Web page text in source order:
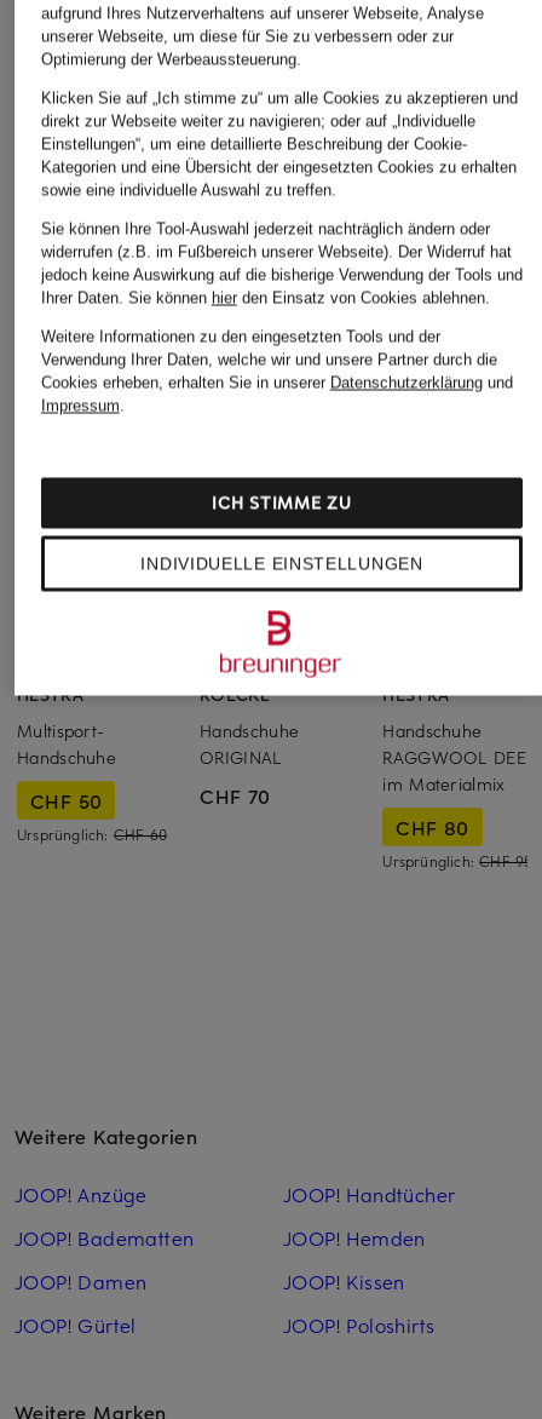
HESTRA
Multisport-
Handschuhe
CHF 50
Ursprünglich: CHF 60
ROECKL
Handschuhe
ORIGINAL
CHF 70
HESTRA
Handschuhe
RAGGWOOL DEER
im Materialmix
CHF 80
Ursprünglich:CHF 95
Weitere Kategorien
JOOP! Anzüge
JOOP! Badematten
JOOP! Damen
JOOP! Gürtel
JOOP! Handtücher
JOOP! Hemden
JOOP! Kissen
JOOP! Poloshirts
Weitere Marken
aufgrund Ihres Nutzerverhaltens auf unserer Webseite, Analyse
unserer Webseite, um diese für Sie zu verbessern oder zur
Optimierung der Werbeaussteuerung.
Klicken Sie auf „Ich stimme zu“ um alle Cookies zu akzeptieren und
direkt zur Webseite weiter zu navigieren; oder auf „Individuelle
Einstellungen“, um eine detaillierte Beschreibung der Cookie-
Kategorien und eine Übersicht der eingesetzten Cookies zu erhalten
sowie eine individuelle Auswahl zu treffen.
Sie können Ihre Tool-Auswahl jederzeit nachträglich ändern oder
widerrufen (z.B. im Fußbereich unserer Webseite). Der Widerruf hat
jedoch keine Auswirkung auf die bisherige Verwendung der Tools und
Ihrer Daten. Sie können hierden Einsatz von Cookies ablehnen.
Weitere Informationen zu den eingesetzten Tools und der
Verwendung Ihrer Daten, welche wir und unsere Partner durch die
Cookies erheben, erhalten Sie in unserer Datenschutzerklärungund
Impressum.
INDIVIDUELLE EINSTELLUNGEN
ICH STIMME ZU